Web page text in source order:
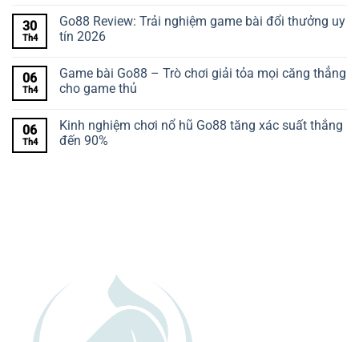
30
Th4
Go88 Review: Trải nghiệm game bài đổi thưởng uy
tín 2026
06
Th4
Game bài Go88 – Trò chơi giải tỏa mọi căng thẳng
cho game thủ
06
Th4
Kinh nghiệm chơi nổ hũ Go88 tăng xác suất thắng
đến 90%